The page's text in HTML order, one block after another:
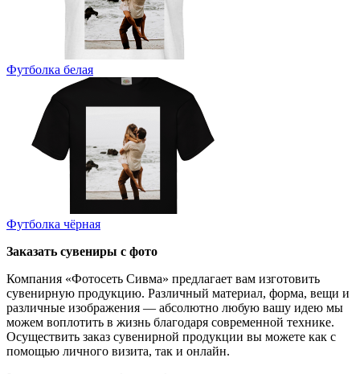
Футболка белая
Футболка чёрная
Заказать сувениры с фото
Компания «Фотосеть Сивма» предлагает вам изготовить
сувенирную продукцию. Различный материал, форма, вещи и
различные изображения — абсолютно любую вашу идею мы
можем воплотить в жизнь благодаря современной технике.
Осуществить заказ сувенирной продукции вы можете как с
помощью личного визита, так и онлайн.